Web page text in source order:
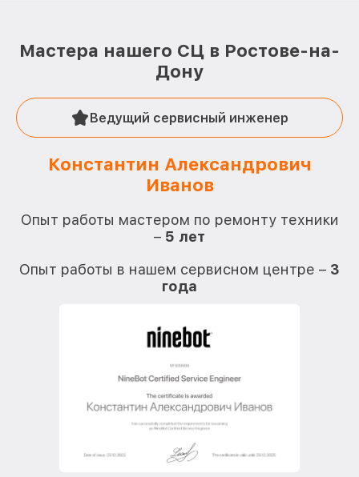
Мастера нашего СЦ в Ростове-на-
Дону
Ведущий сервисный инженер
Константин Александрович
Иванов
Опыт работы мастером по ремонту техники
– 5 лет
Опыт работы в нашем сервисном центре – 3
года